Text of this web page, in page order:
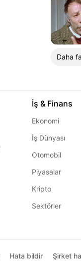
Daha
İş & Finans
Ekonomi
İş Dünyası
Otomobil
Piyasalar
Kripto
Sektörler
Hata bildir Şirket